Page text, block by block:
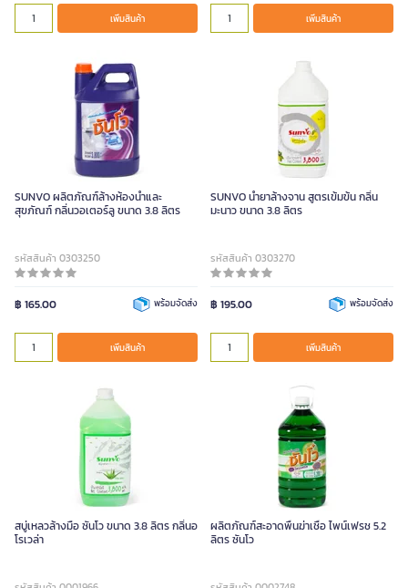
เพิ่มสินค้า เพิ่มสินค้า
SUNVO ผลิตภัณฑ์ล้างห้องน้ำและ
สุขภัณฑ์ กลิ่นวอเตอร์ลู ขนาด 3.8 ลิตร
รหัสสินค้า 0303250
฿ 165.00 พร้อมจัดส่ง
เพิ่มสินค้า
SUNVO น้ำยาล้างจาน สูตรเข้มข้น กลิ่น
มะนาว ขนาด 3.8 ลิตร
รหัสสินค้า 0303270
฿ 195.00 พร้อมจัดส่ง
เพิ่มสินค้า
สบู่เหลวล้างมือ ซันโว ขนาด 3.8 ลิตร กลิ่นอ
โรเวล่า
ผลิตภัณฑ์สะอาดพื้นฆ่าเชื้อ ไพน์เฟรช 5.2
ลิตร ซันโว